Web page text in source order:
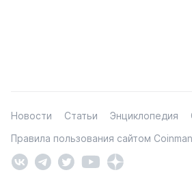
Новости Статьи Энциклопедия
Правила пользования сайтом